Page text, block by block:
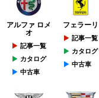
アルファ ロメ
オ
記事一覧
カタログ
中古車
フェラーリ
記事一覧
カタログ
中古車